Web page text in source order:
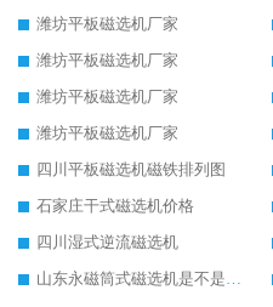
潍坊平板磁选机厂家
潍坊平板磁选机厂家
潍坊平板磁选机厂家
潍坊平板磁选机厂家
四川平板磁选机磁铁排列图
石家庄干式磁选机价格
四川湿式逆流磁选机
山东永磁筒式磁选机是不是强磁